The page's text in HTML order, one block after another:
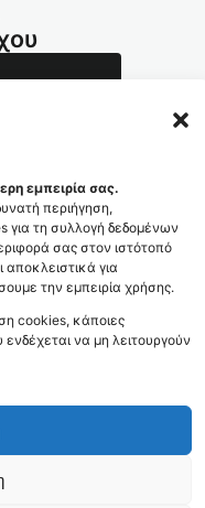
εμπειρία σας.
περιήγηση,
για τη συλλογή δεδομένων
σας στον ιστότοπό
για
την εμπειρία χρήσης.
cookies, κάποιες
ενδέχεται να μη λειτουργούν